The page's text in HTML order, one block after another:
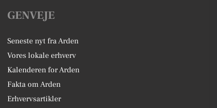
GENVEJE
Seneste nyt fra Arden
Vores lokale erhverv
Kalenderen for Arden
Fakta om Arden
Erhvervsartikler